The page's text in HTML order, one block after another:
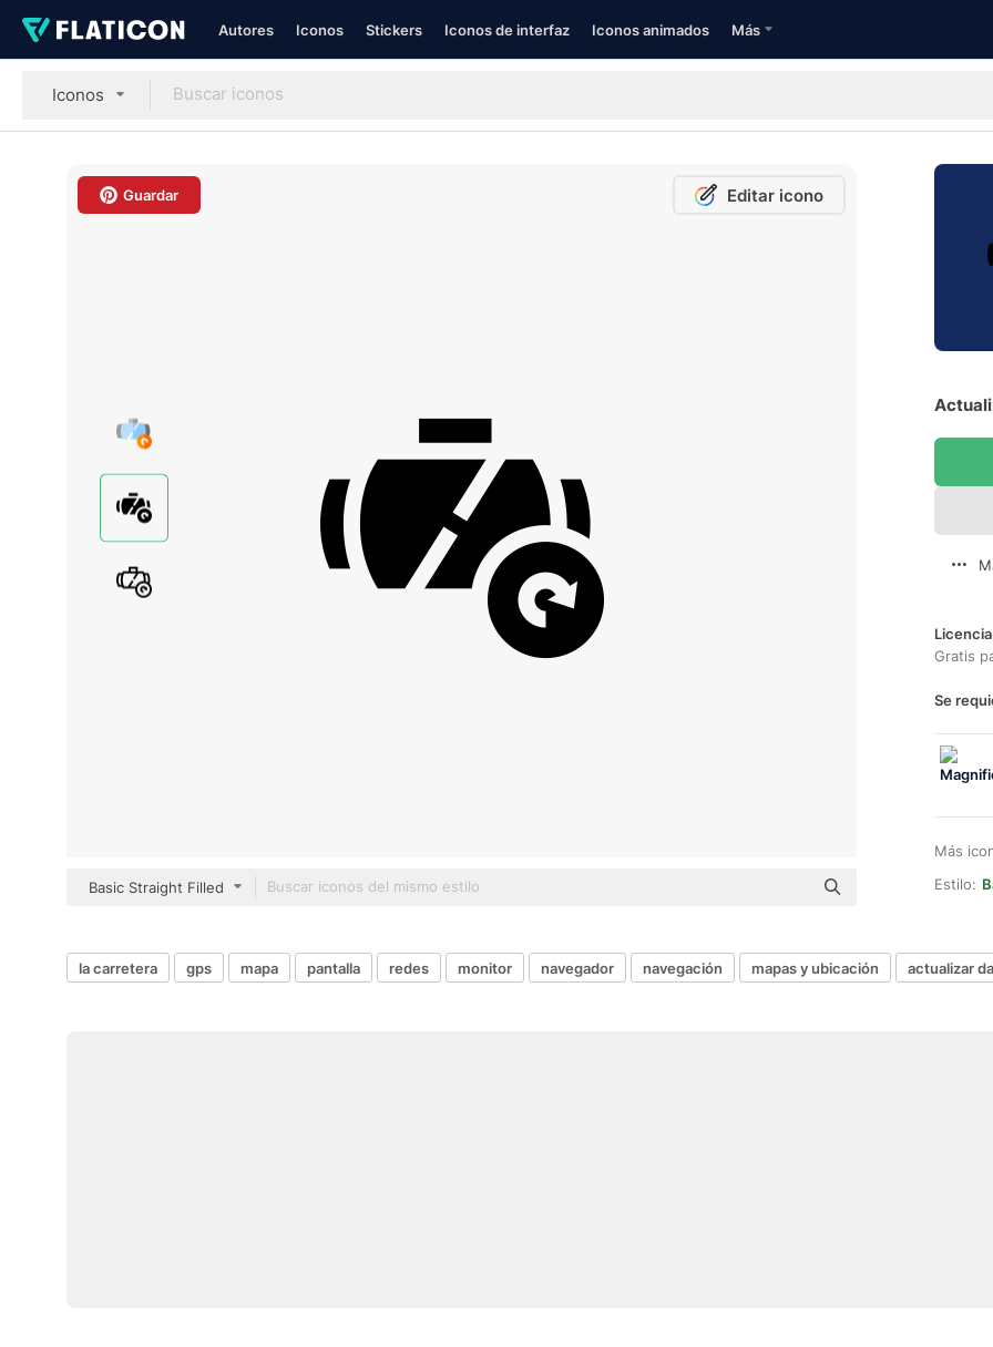
Autores Iconos Stickers Iconos de interfaz Iconos animados Más
Iconos
Guardar Editar icono
Basic Straight Filled
Gratis
Se
Más
Estilo:
la carretera gps mapa pantalla redes monitor navegador navegación mapas y ubicación actualizar